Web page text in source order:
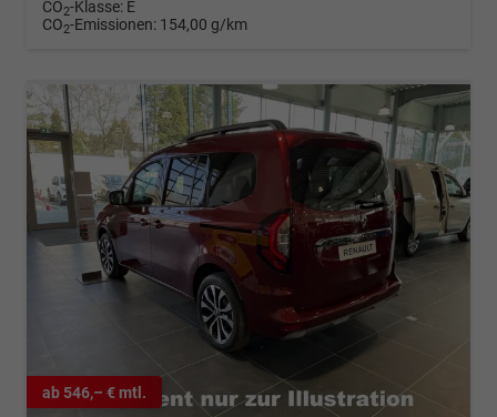
CO2-Klasse: E
CO2-Emissionen: 154,00 g/km
ab 546,– € mtl.